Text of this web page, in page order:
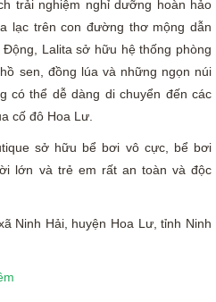
trải nghiệm nghỉ dưỡng hoàn hảo
lạc trên con đường thơ mộng dẫn
Lalita sở hữu hệ thống phòng
sen, đồng lúa và những ngọn núi
có thể dễ dàng di chuyển đến các
cố đô Hoa Lư.
sở hữu bể bơi vô cực, bể bơi
lớn và trẻ em rất an toàn và độc
Ninh Hải, huyện Hoa Lư, tỉnh Ninh